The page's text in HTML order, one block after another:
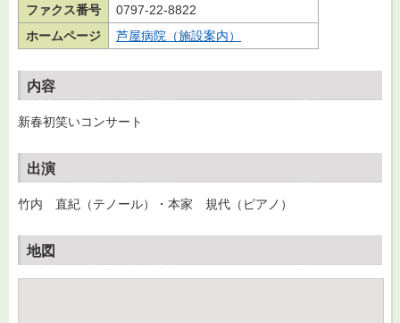
ファクス番号
0797-22-8822
ホームページ
芦屋病院（施設案内）
内容
新春初笑いコンサート
出演
竹内 直紀（テノール）・本家 規代（ピアノ）
地図